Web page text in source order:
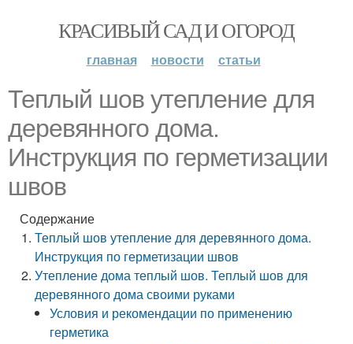
КРАСИВЫЙ САД И ОГОРОД
главная новости статьи
Теплый шов утепление для
деревянного дома.
Инструкция по герметизации
швов
Содержание
Теплый шов утепление для деревянного дома.
Инструкция по герметизации швов
Утепление дома теплый шов. Теплый шов для
деревянного дома своими руками
Условия и рекомендации по применению
герметика